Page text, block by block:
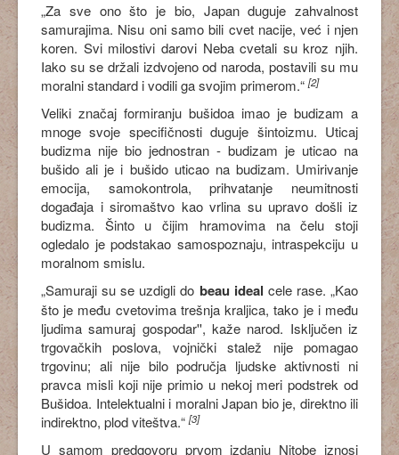
„Za sve ono što je bio, Japan duguje zahvalnost
samurajima. Nisu oni samo bili cvet nacije, već i njen
koren. Svi milostivi darovi Neba cvetali su kroz njih.
Iako su se držali izdvojeno od naroda, postavili su mu
moralni standard i vodili ga svojim primerom.“[2]
Veliki značaj formiranju bušidoa imao je budizam a
mnoge svoje specifičnosti duguje šintoizmu. Uticaj
budizma nije bio jednostran - budizam je uticao na
bušido ali je i bušido uticao na budizam. Umirivanje
emocija, samokontrola, prihvatanje neumitnosti
događaja i siromaštvo kao vrlina su upravo došli iz
budizma. Šinto u čijim hramovima na čelu stoji
ogledalo je podstakao samospoznaju, intraspekciju u
moralnom smislu.
„Samuraji su se uzdigli do beau ideal cele rase. „Kao
što je među cvetovima trešnja kraljica, tako je i među
ljudima samuraj gospodar'', kaže narod. Isključen iz
trgovačkih poslova, vojnički stalež nije pomagao
trgovinu; ali nije bilo područja ljudske aktivnosti ni
pravca misli koji nije primio u nekoj meri podstrek od
Bušidoa. Intelektualni i moralni Japan bio je, direktno ili
indirektno, plod viteštva.“[3]
U samom predgovoru prvom izdanju Nitobe iznosi